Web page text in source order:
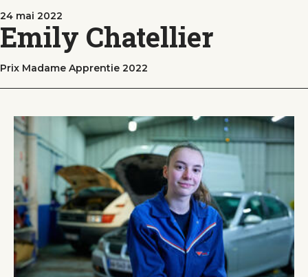
24 mai 2022
Emily Chatellier
Prix Madame Apprentie 2022